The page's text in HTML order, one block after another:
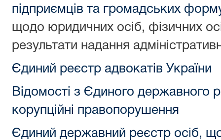
підприємців та громадських
щодо юридичних осіб, фізичних
результати надання
Єдиний реєстр адвокатів України
Відомості з Єдиного державного
корупційні правопорушення
Єдиний державний реєстр осіб,